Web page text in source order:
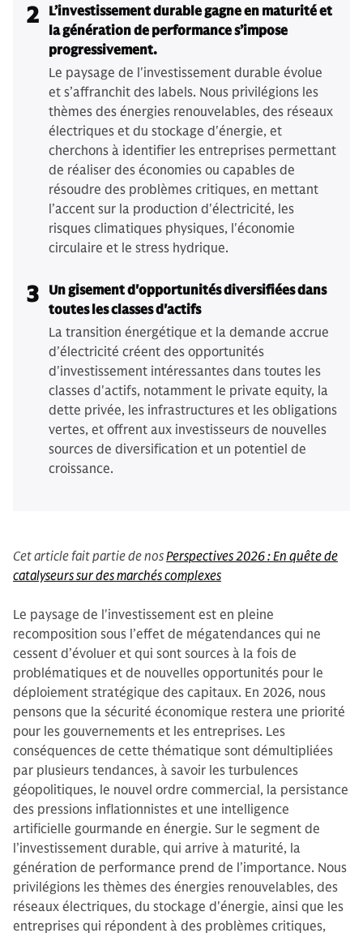
2
L’investissement durable gagne en maturité et
la génération de performance s’impose
progressivement.
Le paysage de l'investissement durable évolue
et s’affranchit des labels. Nous privilégions les
thèmes des énergies renouvelables, des réseaux
électriques et du stockage d'énergie, et
cherchons à identifier les entreprises permettant
de réaliser des économies ou capables de
résoudre des problèmes critiques, en mettant
l’accent sur la production d'électricité, les
risques climatiques physiques, l'économie
circulaire et le stress hydrique.
3
Un gisement d'opportunités diversifiées dans
toutes les classes d'actifs
La transition énergétique et la demande accrue
d’électricité créent des opportunités
d'investissement intéressantes dans toutes les
classes d'actifs, notamment le private equity, la
dette privée, les infrastructures et les obligations
vertes, et offrent aux investisseurs de nouvelles
sources de diversification et un potentiel de
croissance.
Cet article fait partie de nosPerspectives 2026 : En quête de
catalyseurs sur des marchés complexes
Le paysage de l'investissement est en pleine
recomposition sous l’effet de mégatendances qui ne
cessent d’évoluer et qui sont sources à la fois de
problématiques et de nouvelles opportunités pour le
déploiement stratégique des capitaux. En 2026, nous
pensons que la sécurité économique restera une priorité
pour les gouvernements et les entreprises. Les
conséquences de cette thématique sont démultipliées
par plusieurs tendances, à savoir les turbulences
géopolitiques, le nouvel ordre commercial, la persistance
des pressions inflationnistes et une intelligence
artificielle gourmande en énergie. Sur le segment de
l’investissement durable, qui arrive à maturité, la
génération de performance prend de l’importance. Nous
privilégions les thèmes des énergies renouvelables, des
réseaux électriques, du stockage d'énergie, ainsi que les
entreprises qui répondent à des problèmes critiques,